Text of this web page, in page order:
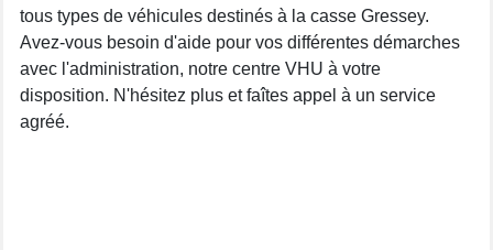
tous types de véhicules destinés à la casse Gressey.
Avez-vous besoin d'aide pour vos différentes démarches
avec l'administration, notre centre VHU à votre
disposition. N'hésitez plus et faîtes appel à un service
agréé.